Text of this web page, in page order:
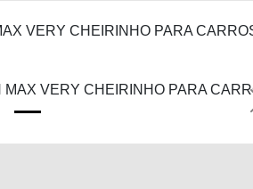
VERY CHEIRINHO PARA